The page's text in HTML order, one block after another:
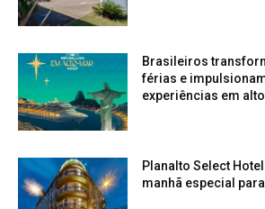
Brasileiros
férias e
experiências em
Planalto Select
manhã especial